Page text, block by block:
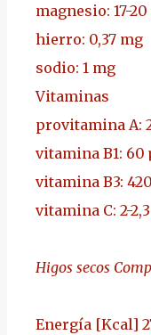
magnesio: 17-
hierro: 0,37 mg
sodio: 1 mg
Vitaminas
provitamina A:
vitamina B1: 60
vitamina B3:
vitamina C: 2-
Higos secos
Energía [Kcal]